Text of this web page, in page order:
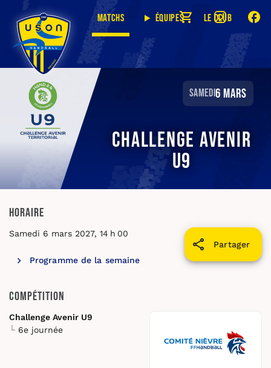
Matchs Équipes Le club
samedi6 mars
Challenge Avenir
U9
Horaire
Partager
Samedi 6 mars 2027, 14 h 00
Programme de la semaine
Compétition
Challenge Avenir U9
6e journée